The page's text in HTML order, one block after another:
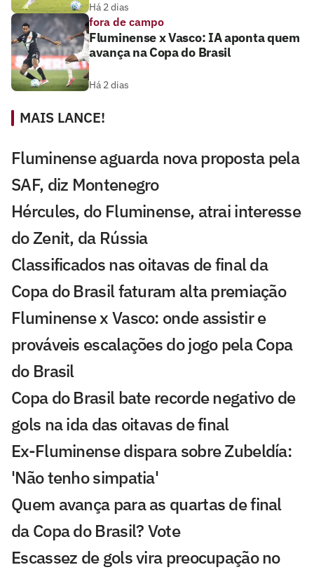
Há 2 dias
fora de campo
Fluminense x Vasco: IA aponta quem
avança na Copa do Brasil
Há 2 dias
MAIS LANCE!
Fluminense aguarda nova proposta pela
SAF, diz Montenegro
Hércules, do Fluminense, atrai interesse
do Zenit, da Rússia
Classificados nas oitavas de final da
Copa do Brasil faturam alta premiação
Fluminense x Vasco: onde assistir e
prováveis escalações do jogo pela Copa
do Brasil
Copa do Brasil bate recorde negativo de
gols na ida das oitavas de final
Ex-Fluminense dispara sobre Zubeldía:
'Não tenho simpatia'
Quem avança para as quartas de final
da Copa do Brasil? Vote
Escassez de gols vira preocupação no